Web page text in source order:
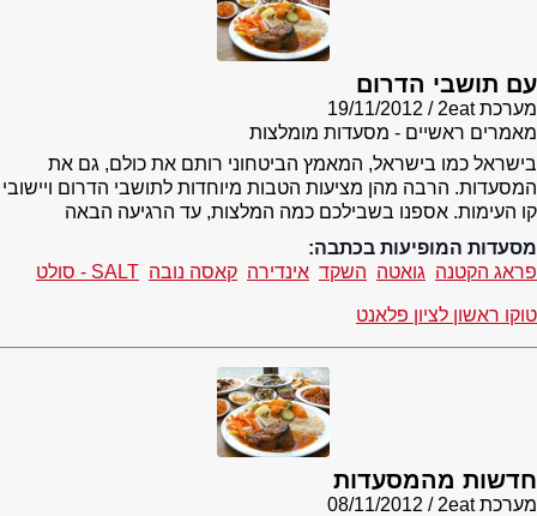
עם תושבי הדרום
מערכת 2eat
19/11/2012
מאמרים ראשיים - מסעדות מומלצות
בישראל כמו בישראל, המאמץ הביטחוני רותם את כולם, גם את
המסעדות. הרבה מהן מציעות הטבות מיוחדות לתושבי הדרום ויישובי
קו העימות. אספנו בשבילכם כמה המלצות, עד הרגיעה הבאה
מסעדות המופיעות בכתבה:
פראג הקטנה גואטה השקד אינדירה קאסה נובה SALT - סולט
טוקו ראשון לציון פלאנט
חדשות מהמסעדות
מערכת 2eat
08/11/2012